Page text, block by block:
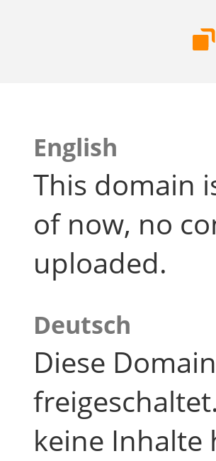
English
This domain
of now, no
uploaded.
Deutsch
Diese
keine Inhalte